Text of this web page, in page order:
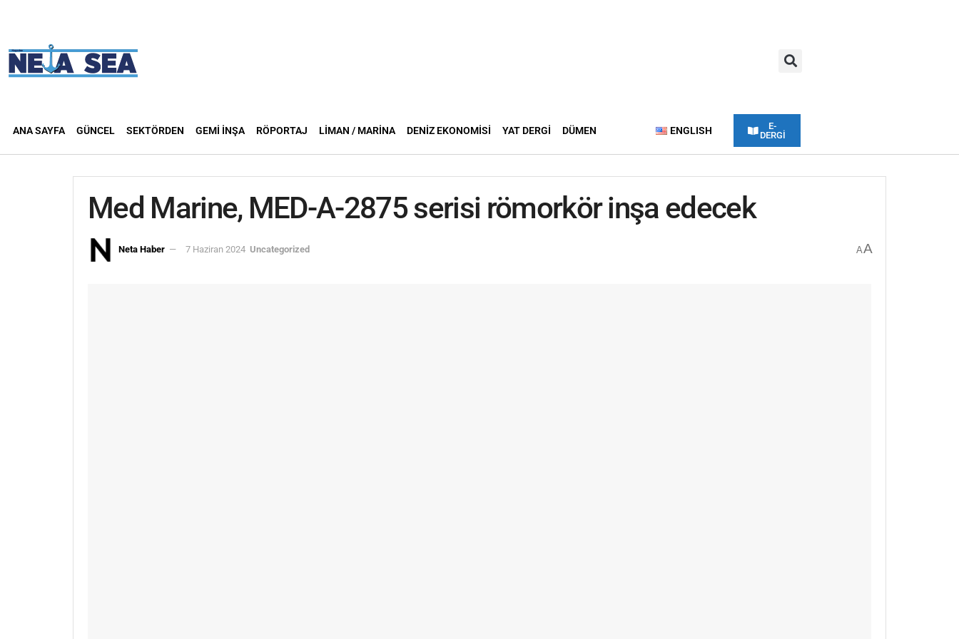
ANA SAYFA GÜNCEL SEKTÖRDEN GEMI İNŞA RÖPORTAJ LIMAN / MARINA DENIZ EKONOMISI YAT DERGI DÜMEN ENGLISH
E-
DERGİ
Med Marine, MED-A-2875 serisi römorkör inşa edecek
Neta Haber 7 Haziran 2024 Uncategorized AA